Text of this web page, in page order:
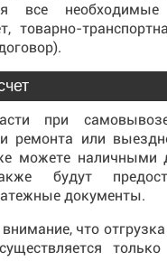
все
товарно-
при
ремонта или
можете наличными
будут
документы.
что
только